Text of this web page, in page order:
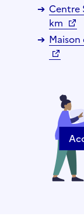
Centre
km
Maison